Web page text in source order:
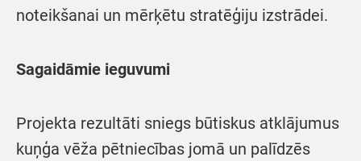
noteikšanai un mērķētu stratēģiju izstrādei.
Sagaidāmie ieguvumi
Projekta rezultāti sniegs būtiskus atklājumus
kuņģa vēža pētniecības jomā un palīdzēs